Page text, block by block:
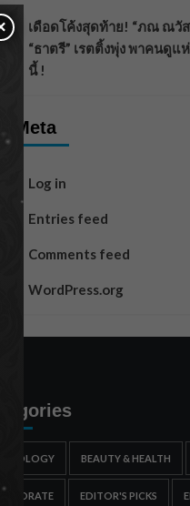
เดือดโค้งสุดท้าย! “ภณ ณวั
“ธาตรี” เรตติ้งพุ่ง พาคนดู
นี้ !
Meta
Log in
Entries feed
Comments feed
WordPress.org
BEAUTY & HEALTH
EDITOR'S PICKS